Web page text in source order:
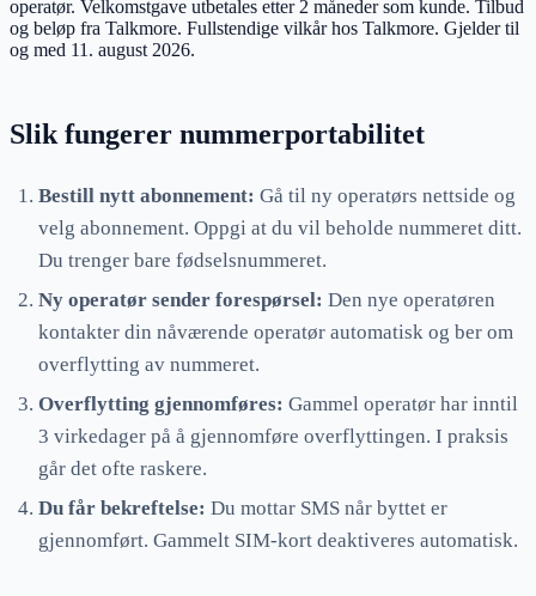
operatør. Velkomstgave utbetales etter 2 måneder som kunde. Tilbud
og beløp fra Talkmore. Fullstendige vilkår hos Talkmore. Gjelder til
og med 11. august 2026.
Slik fungerer nummerportabilitet
Bestill nytt abonnement: Gå til ny operatørs nettside og
velg abonnement. Oppgi at du vil beholde nummeret ditt.
Du trenger bare fødselsnummeret.
Ny operatør sender forespørsel: Den nye operatøren
kontakter din nåværende operatør automatisk og ber om
overflytting av nummeret.
Overflytting gjennomføres: Gammel operatør har inntil
3 virkedager på å gjennomføre overflyttingen. I praksis
går det ofte raskere.
Du får bekreftelse: Du mottar SMS når byttet er
gjennomført. Gammelt SIM-kort deaktiveres automatisk.